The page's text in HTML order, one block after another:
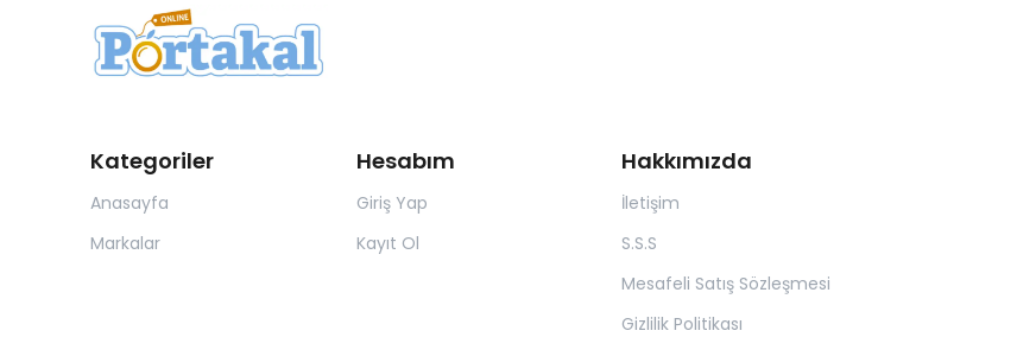
Kategoriler
Anasayfa
Markalar
Hesabım
Giriş Yap
Kayıt Ol
Hakkımızda
İletişim
S.S.S
Mesafeli Satış Sözleşmesi
Gizlilik Politikası